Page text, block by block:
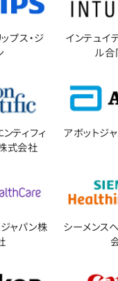
う。 ○社内で決めら
い、決められた予
営業活動に伴う事務
厳守で遂行する。
プス・ジ
インテュイ
ル
ティフィ
式会社
アボットジ
ャパン株
シーメンス